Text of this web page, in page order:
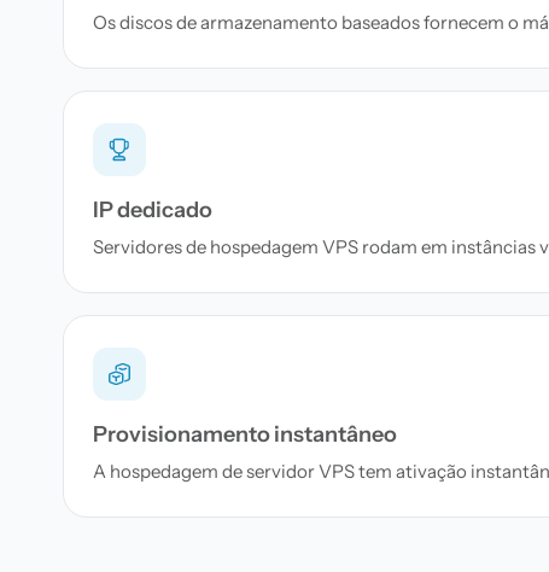
Os discos de armazenamento baseados fornecem o
IP dedicado
Servidores de hospedagem VPS rodam em
Provisionamento instantâneo
A hospedagem de servidor VPS tem ativação